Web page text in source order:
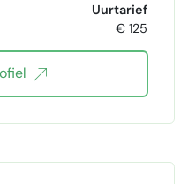
onboardinggidsen
Offboarding
Uurtarief
€ 125